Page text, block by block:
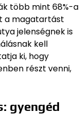
több mint 68%-a
a magatartást
jelenségnek is
kell
ki, hogy
részt venni,
gyengéd